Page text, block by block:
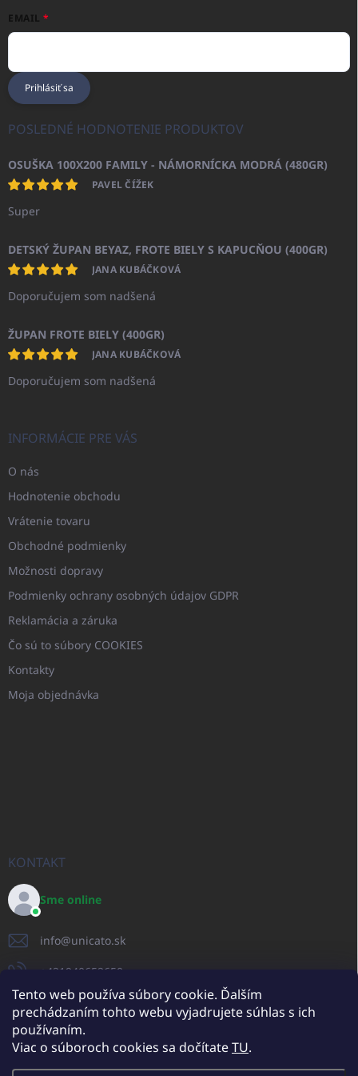
Tento web používa súbory cookie. Ďalším
prechádzaním tohto webu vyjadrujete súhlas s ich
používaním.
Viac o súboroch cookies sa dočítateTU.
EMAIL
Prihlásiť sa
POSLEDNÉ HODNOTENIE PRODUKTOV
OSUŠKA 100X200 FAMILY - NÁMORNÍCKA MODRÁ (480GR)
PAVEL ČÍŽEK
Super
DETSKÝ ŽUPAN BEYAZ, FROTE BIELY S KAPUCŇOU (400GR)
JANA KUBÁČKOVÁ
Doporučujem som nadšená
ŽUPAN FROTE BIELY (400GR)
JANA KUBÁČKOVÁ
Doporučujem som nadšená
INFORMÁCIE PRE VÁS
O nás
Hodnotenie obchodu
Vrátenie tovaru
Obchodné podmienky
Možnosti dopravy
Podmienky ochrany osobných údajov GDPR
Reklamácia a záruka
Čo sú to súbory COOKIES
Kontakty
Moja objednávka
KONTAKT
Sme online
info@unicato.sk
+421940652650
UNICATO.sk
UNICATOshop.pl UNICATOshop.de